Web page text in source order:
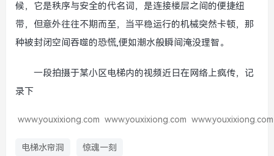
候，它是秩序与安全的代名词，是连接楼层之间的便捷纽
带，但意外往往不期而至，当平稳运行的机械突然卡顿，那
种被封闭空间吞噬的恐慌,便如潮水般瞬间淹没理智。
一段拍摄于某小区电梯内的视频近日在网络上疯传，记
录下
www.youxixiong.com www.youxixiong.com www.youxixiong.com
电梯水帘洞 惊魂一刻